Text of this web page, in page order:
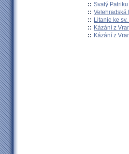
:: Svatý
:: Velehradská
:: Litanie ke
:: Kázání z
:: Kázání z